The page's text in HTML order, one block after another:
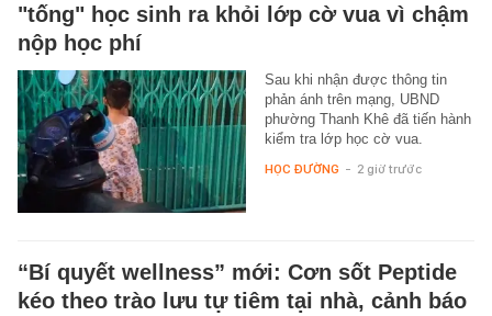
"tống" học sinh ra khỏi lớp cờ vua vì chậm
nộp học phí
Sau khi nhận được thông tin
phản ánh trên mạng, UBND
phường Thanh Khê đã tiến hành
kiểm tra lớp học cờ vua.
HỌC ĐƯỜNG - 2 giờ trước
“Bí quyết wellness” mới: Cơn sốt Peptide
kéo theo trào lưu tự tiêm tại nhà, cảnh báo